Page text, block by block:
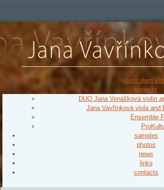
curriculum
projects
DUO Jana Vonášková violin
Jana Vavřínková viola and
Ensemble
samples
photos
news
links
contacts